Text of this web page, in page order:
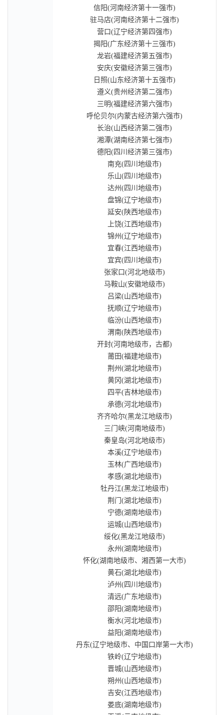
信阳(河南经济第十一强市)
驻马店(河南经济第十二强市)
营口(辽宁经济第四强市)
揭阳(广东经济第十三强市)
龙岩(福建经济第五强市)
安庆(安徽经济第三强市)
日照(山东经济第十五强市)
遵义(贵州经济第二强市)
三明(福建经济第六强市)
呼伦贝尔(内蒙古经济第六强市)
长治(山西经济第二强市)
湘潭(湖南经济第七强市)
德阳(四川经济第三强市)
南充(四川地级市)
乐山(四川地级市)
达州(四川地级市)
盘锦(辽宁地级市)
延安(陕西地级市)
上饶(江西地级市)
锦州(辽宁地级市)
宜春(江西地级市)
宜宾(四川地级市)
张家口(河北地级市)
马鞍山(安徽地级市)
吕梁(山西地级市)
抚顺(辽宁地级市)
临汾(山西地级市)
渭南(陕西地级市)
开封(河南地级市，古都)
莆田(福建地级市)
荆州(湖北地级市)
黄冈(湖北地级市)
四平(吉林地级市)
承德(河北地级市)
齐齐哈尔(黑龙江地级市)
三门峡(河南地级市)
秦皇岛(河北地级市)
本溪(辽宁地级市)
玉林(广西地级市)
孝感(湖北地级市)
牡丹江(黑龙江地级市)
荆门(湖北地级市)
宁德(湖南地级市)
运城(山西地级市)
绥化(黑龙江地级市)
永州(湖南地级市)
怀化(湖南地级市、湘西第一大市)
黄石(湖北地级市)
泸州(四川地级市)
清远(广东地级市)
邵阳(湖南地级市)
衡水(河北地级市)
益阳(湖南地级市)
丹东(辽宁地级市、中国口岸第一大市)
铁岭(辽宁地级市)
晋城(山西地级市)
朔州(山西地级市)
吉安(江西地级市)
娄底(湖南地级市)